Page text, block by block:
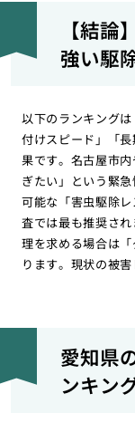
【結
強い駆
以下のランキング
付けスピード」「
果です。名古屋市
ぎたい」という緊
可能な「害虫駆除
査では最も推奨さ
理を求める場合は
ります。現状の被
愛知県
ンキン